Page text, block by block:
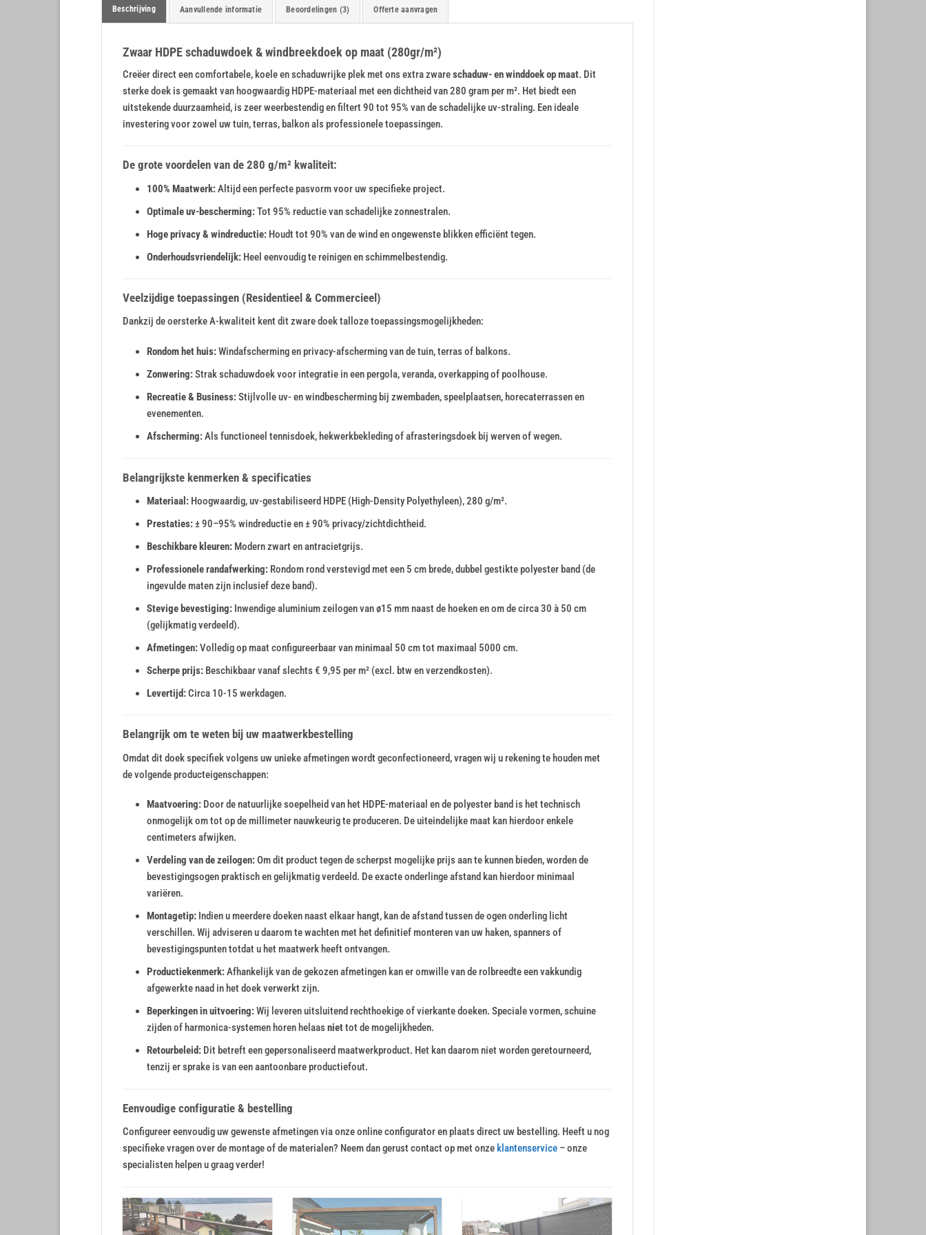
Bungeeballs
Spanrubbers
Beschrijving Aanvullende informatie Beoordelingen (3) Offerte aanvragen
Zwaar HDPE schaduwdoek & windbreekdoek op maat (280gr/m²)
Creëer direct een comfortabele, koele en schaduwrijke plek met ons extra zwareschaduw- en winddoek op maat. Dit
sterke doek is gemaakt van hoogwaardig HDPE-materiaal met een dichtheid van 280 gram per m². Het biedt een
uitstekende duurzaamheid, is zeer weerbestendig en filtert 90 tot 95% van de schadelijke uv-straling. Een ideale
investering voor zowel uw tuin, terras, balkon als professionele toepassingen.
De grote voordelen van de 280 g/m² kwaliteit:
100% Maatwerk:Altijd een perfecte pasvorm voor uw specifieke project.
Optimale uv-bescherming:Tot 95% reductie van schadelijke zonnestralen.
Hoge privacy & windreductie:Houdt tot 90% van de wind en ongewenste blikken efficiënt tegen.
Onderhoudsvriendelijk:Heel eenvoudig te reinigen en schimmelbestendig.
Veelzijdige toepassingen (Residentieel & Commercieel)
Dankzij de oersterke A-kwaliteit kent dit zware doek talloze toepassingsmogelijkheden:
Rondom het huis:Windafscherming en privacy-afscherming van de tuin, terras of balkons.
Zonwering:Strak schaduwdoek voor integratie in een pergola, veranda, overkapping of poolhouse.
Recreatie & Business:Stijlvolle uv- en windbescherming bij zwembaden, speelplaatsen, horecaterrassen en
evenementen.
Afscherming:Als functioneel tennisdoek, hekwerkbekleding of afrasteringsdoek bij werven of wegen.
Belangrijkste kenmerken & specificaties
Materiaal:Hoogwaardig, uv-gestabiliseerd HDPE (High-Density Polyethyleen), 280 g/m².
Prestaties:± 90–95% windreductie en ± 90% privacy/zichtdichtheid.
Beschikbare kleuren:Modern zwart en antracietgrijs.
Professionele randafwerking:Rondom rond verstevigd met een 5 cm brede, dubbel gestikte polyester band (de
ingevulde maten zijn inclusief deze band).
Stevige bevestiging:Inwendige aluminium zeilogen van ø15 mm naast de hoeken en om de circa 30 à 50 cm
(gelijkmatig verdeeld).
Afmetingen:Volledig op maat configureerbaar van minimaal 50 cm tot maximaal 5000 cm.
Scherpe prijs:Beschikbaar vanaf slechts € 9,95 per m² (excl. btw en verzendkosten).
Levertijd:Circa 10-15 werkdagen.
Belangrijk om te weten bij uw maatwerkbestelling
Omdat dit doek specifiek volgens uw unieke afmetingen wordt geconfectioneerd, vragen wij u rekening te houden met
de volgende producteigenschappen:
Maatvoering:Door de natuurlijke soepelheid van het HDPE-materiaal en de polyester band is het technisch
onmogelijk om tot op de millimeter nauwkeurig te produceren. De uiteindelijke maat kan hierdoor enkele
centimeters afwijken.
Verdeling van de zeilogen:Om dit product tegen de scherpst mogelijke prijs aan te kunnen bieden, worden de
bevestigingsogen praktisch en gelijkmatig verdeeld. De exacte onderlinge afstand kan hierdoor minimaal
variëren.
Montagetip:Indien u meerdere doeken naast elkaar hangt, kan de afstand tussen de ogen onderling licht
verschillen. Wij adviseren u daarom te wachten met het definitief monteren van uw haken, spanners of
bevestigingspunten totdat u het maatwerk heeft ontvangen.
Productiekenmerk:Afhankelijk van de gekozen afmetingen kan er omwille van de rolbreedte een vakkundig
afgewerkte naad in het doek verwerkt zijn.
Beperkingen in uitvoering:Wij leveren uitsluitend rechthoekige of vierkante doeken. Speciale vormen, schuine
zijden of harmonica-systemen horen helaasniettot de mogelijkheden.
Retourbeleid:Dit betreft een gepersonaliseerd maatwerkproduct. Het kan daarom niet worden geretourneerd,
tenzij er sprake is van een aantoonbare productiefout.
Eenvoudige configuratie & bestelling
Configureer eenvoudig uw gewenste afmetingen via onze online configurator en plaats direct uw bestelling. Heeft u nog
specifieke vragen over de montage of de materialen? Neem dan gerust contact op met onze klantenservice – onze
specialisten helpen u graag verder!